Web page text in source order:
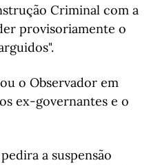
Criminal com a
provisoriamente o
o Observador em
ex-governantes e o
a suspensão